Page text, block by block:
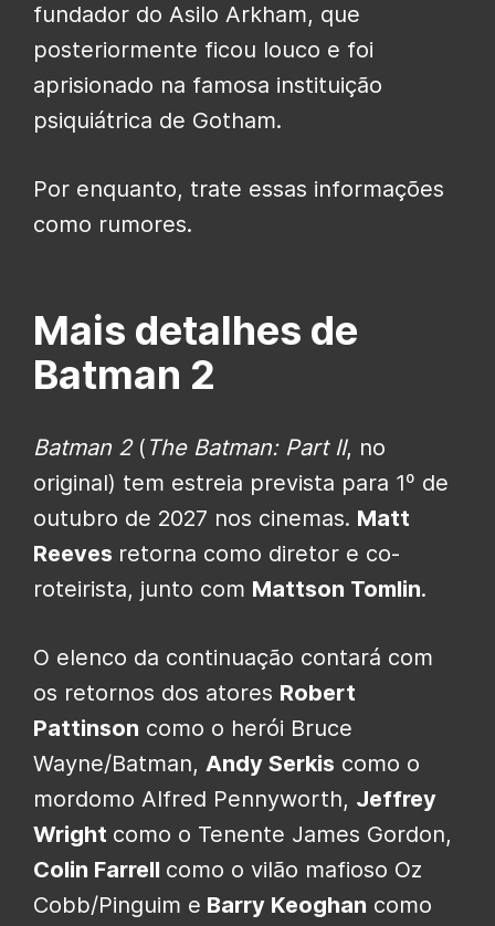
fundador do Asilo Arkham, que
posteriormente ficou louco e foi
aprisionado na famosa instituição
psiquiátrica de Gotham.
Por enquanto, trate essas informações
como rumores.
Mais detalhes de
Batman 2
Batman 2( The Batman: Part II, no
original) tem estreia prevista para 1º de
outubro de 2027 nos cinemas. Matt
Reeves retorna como diretor e co-
roteirista, junto com Mattson Tomlin.
O elenco da continuação contará com
os retornos dos atores Robert
Pattinson como o herói Bruce
Wayne/Batman, Andy Serkis como o
mordomo Alfred Pennyworth, Jeffrey
Wright como o Tenente James Gordon,
Colin Farrell como o vilão mafioso Oz
Cobb/Pinguim e Barry Keoghan como